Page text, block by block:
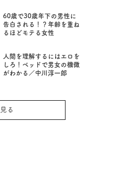
60歳で30歳年下の男性に
告白される！？年齢を重ね
るほどモテる女性
人間を理解するにはエロを
しろ！ベッドで男女の機微
がわかる／中川淳一郎
る